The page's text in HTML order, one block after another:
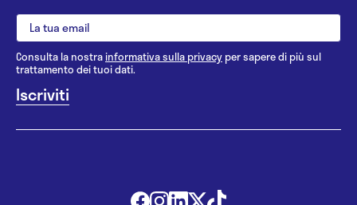
Consulta la nostrainformativa sulla privacy per sapere di più sul
trattamento dei tuoi dati.